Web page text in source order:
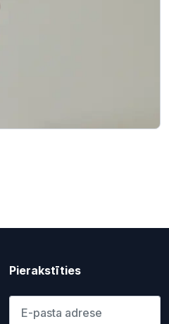
Pierakstīties
Lūdzu ievadiet e-pasta adresi